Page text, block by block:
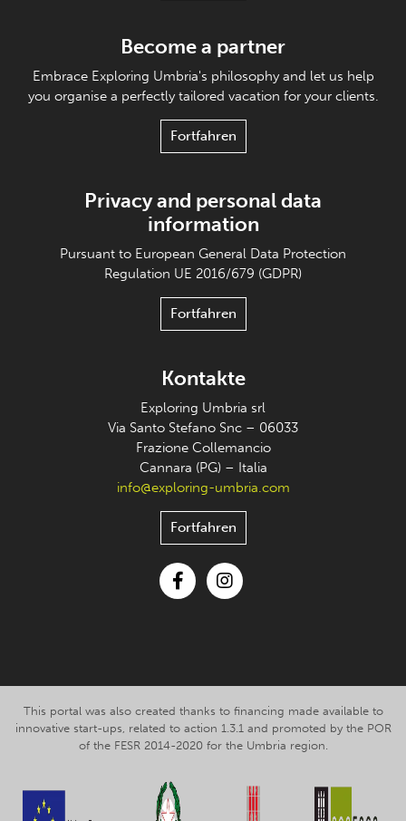
Become a partner
Embrace Exploring Umbria's philosophy and let us help
you organise a perfectly tailored vacation for your clients.
Fortfahren
Privacy and personal data
information
Pursuant to European General Data Protection
Regulation UE 2016/679 (GDPR)
Fortfahren
Kontakte
Exploring Umbria srl
Via Santo Stefano Snc – 06033
Frazione Collemancio
Cannara (PG) – Italia
info@exploring-umbria.com
Fortfahren
This portal was also created thanks to financing made available to
innovative start-ups, related to action 1.3.1 and promoted by the POR
of the FESR 2014-2020 for the Umbria region.